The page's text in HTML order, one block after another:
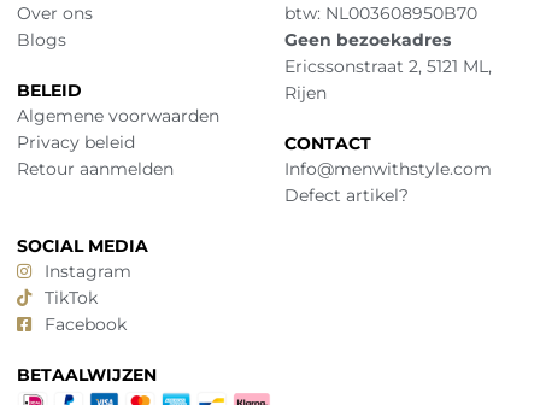
Over ons
Blogs
BELEID
Algemene voorwaarden
Privacy beleid
Retour aanmelden
btw: NL003608950B70
Geen bezoekadres
Ericssonstraat 2, 5121 ML,
Rijen
CONTACT
Info@menwithstyle.com
Defect artikel?
SOCIAL MEDIA
Instagram
TikTok
Facebook
BETAALWIJZEN